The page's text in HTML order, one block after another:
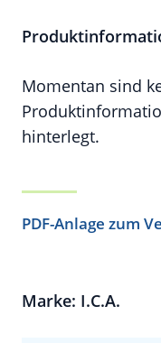
Momentan sind
hinterlegt.
PDF-Anlage zum
Marke: I.C.A.